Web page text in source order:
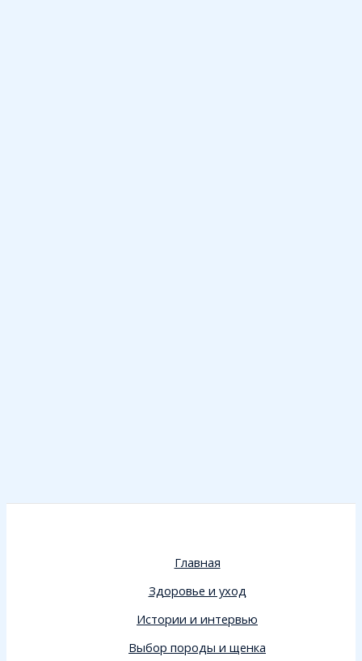
Главная
Здоровье и уход
Истории и интервью
Выбор породы и щенка